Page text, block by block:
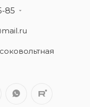
85